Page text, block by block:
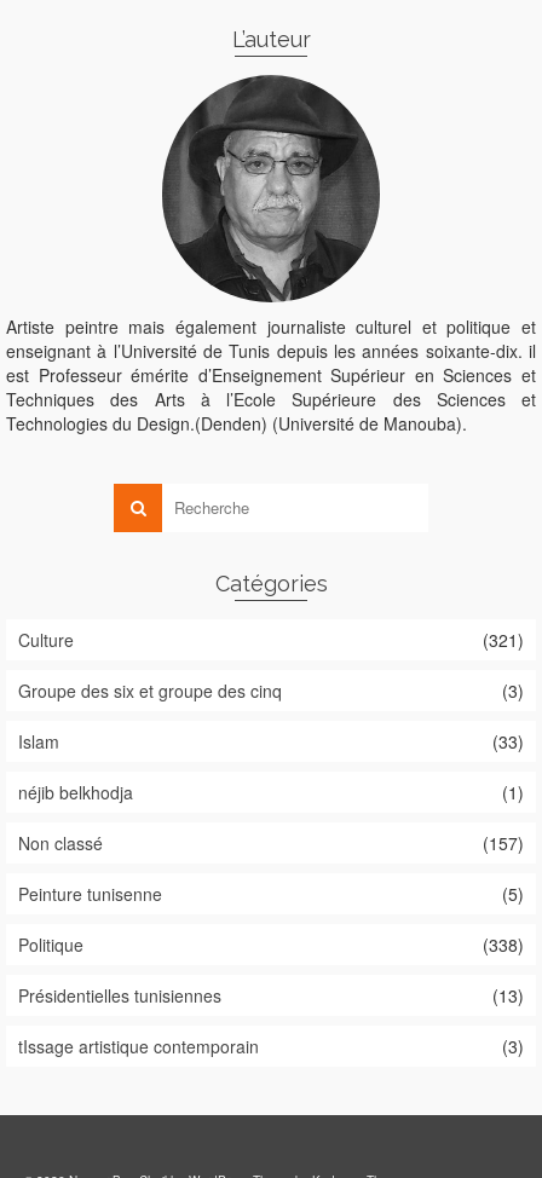
L’auteur
Artiste peintre mais également journaliste culturel et politique et
enseignant à l’Université de Tunis depuis les années soixante-dix. il
est Professeur émérite d’Enseignement Supérieur en Sciences et
Techniques des Arts à l’Ecole Supérieure des Sciences et
Technologies du Design.(Denden) (Université de Manouba).
Catégories
Culture (321)
Groupe des six et groupe des cinq (3)
Islam (33)
néjib belkhodja (1)
Non classé (157)
Peinture tunisenne (5)
Politique (338)
Présidentielles tunisiennes (13)
tIssage artistique contemporain (3)